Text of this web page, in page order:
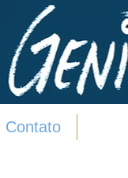
Contato